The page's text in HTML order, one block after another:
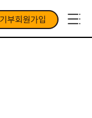
기부회원가입